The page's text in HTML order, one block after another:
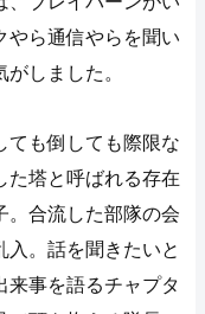
やら通信やらを聞い
しました。
ても倒しても際限な
た塔と呼ばれる存在
。合流した部隊の会
入。話を聞きたいと
来事を語るチャプタ